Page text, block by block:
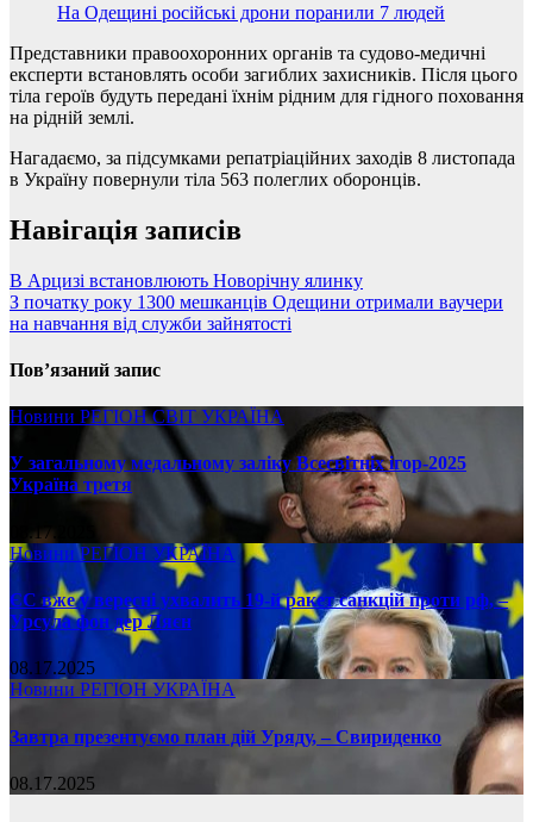
На Одещині російські дрони поранили 7 людей
Представники правоохоронних органів та судово-медичні
експерти встановлять особи загиблих захисників. Після цього
тіла героїв будуть передані їхнім рідним для гідного поховання
на рідній землі.
Нагадаємо, за підсумками репатріаційних заходів 8 листопада
в Україну повернули тіла 563 полеглих оборонців.
Навігація записів
В Арцизі встановлюють Новорічну ялинку
З початку року 1300 мешканців Одещини отримали ваучери
на навчання від служби зайнятості
Пов’язаний запис
Новини РЕГІОНСВІТ УКРАЇНА
У загальному медальному заліку Всесвітніх ігор-2025
Україна третя
08.17.2025
НовиниРЕГІОН УКРАЇНА
ЄС вже у вересні ухвалить 19-й ракет санкцій проти рф, –
Урсула фон дер Ляєн
08.17.2025
Новини РЕГІОН УКРАЇНА
Завтра презентуємо план дій Уряду, – Свириденко
08.17.2025